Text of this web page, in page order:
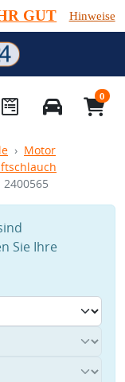
GUT Hinweise
0
Motor
2400565
Sie Ihre